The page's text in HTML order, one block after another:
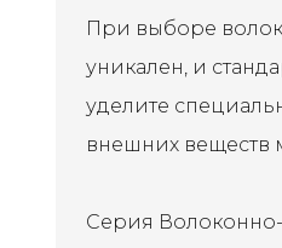
При выборе
уникален, и
уделите
внешних веществ
Серия